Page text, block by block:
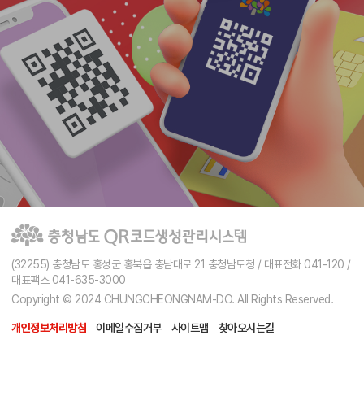
(32255) 충청남도 홍성군 홍북읍 충남대로 21 충청남도청 / 대표전화 041-120 /
대표팩스 041-635-3000
Copyright © 2024 CHUNGCHEONGNAM-DO. All Rights Reserved.
개인정보처리방침 이메일수집거부 사이트맵 찾아오시는길